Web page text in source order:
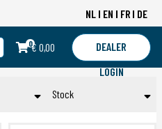
NL EN FR DE
0€ 0,00
DEALER
LOGIN
Stock